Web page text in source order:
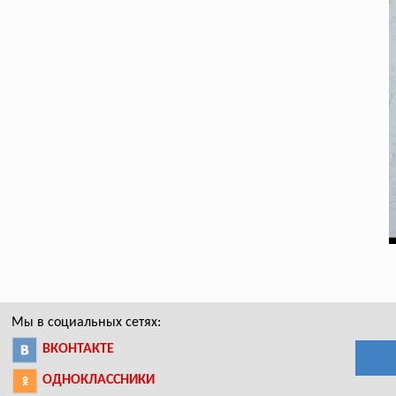
Мы в социальных сетях:
ВКОНТАКТЕ
ОДНОКЛАССНИКИ